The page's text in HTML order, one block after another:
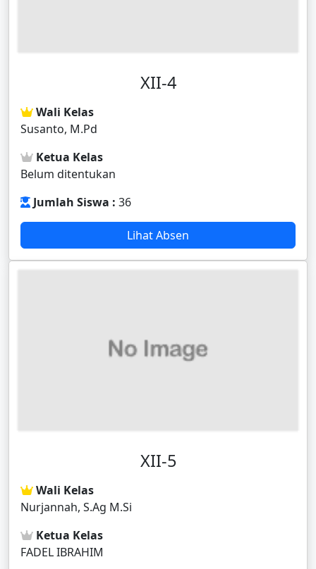
XII-4
Wali Kelas
Susanto, M.Pd
Ketua Kelas
Belum ditentukan
Jumlah Siswa : 36
Lihat Absen
XII-5
Wali Kelas
Nurjannah, S.Ag M.Si
Ketua Kelas
FADEL IBRAHIM